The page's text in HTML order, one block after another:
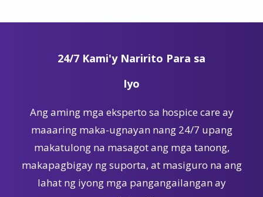
24/7 Kami'y Naririto Para sa
Iyo
Ang aming mga eksperto sa hospice care ay
maaaring maka-ugnayan nang 24/7 upang
makatulong na masagot ang mga tanong,
makapagbigay ng suporta, at masiguro na ang
lahat ng iyong mga pangangailangan ay